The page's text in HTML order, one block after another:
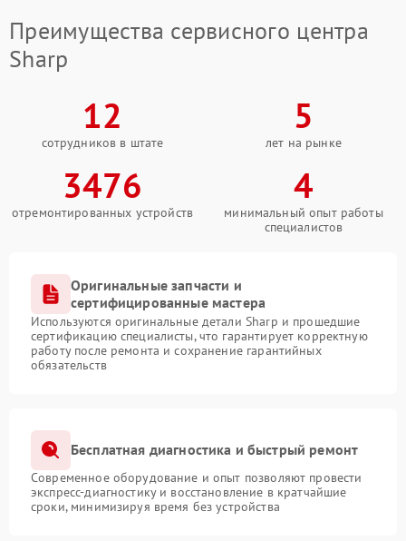
Преимущества сервисного центра
Sharp
12
сотрудников в штате
5
лет на рынке
3476
отремонтированных устройств
4
минимальный опыт работы
специалистов
Оригинальные запчасти и
сертифицированные мастера
Используются оригинальные детали Sharp и прошедшие
сертификацию специалисты, что гарантирует корректную
работу после ремонта и сохранение гарантийных
обязательств
Бесплатная диагностика и быстрый ремонт
Современное оборудование и опыт позволяют провести
экспресс-диагностику и восстановление в кратчайшие
сроки, минимизируя время без устройства